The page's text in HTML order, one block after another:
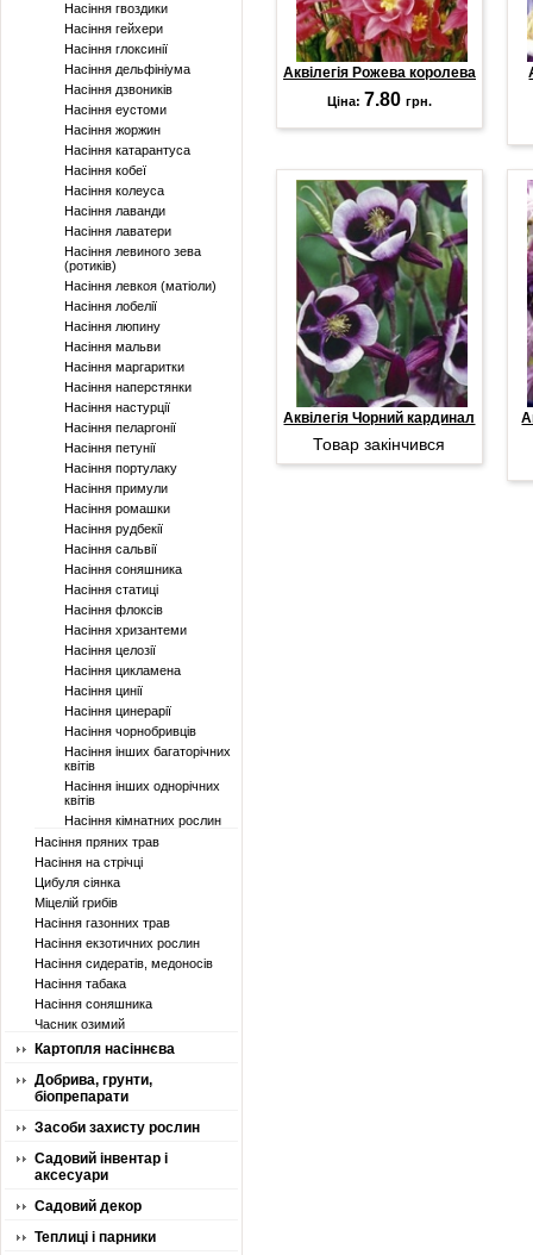
Насіння гвоздики
Насіння гейхери
Насіння глоксинії
Насіння дельфініума
Насіння дзвоників
Насіння еустоми
Насіння жоржин
Насіння катарантуса
Насіння кобеї
Насіння колеуса
Насіння лаванди
Насіння лаватери
Насіння левиного зева
(ротиків)
Насіння левкоя (матіоли)
Насіння лобелії
Насіння люпину
Насіння мальви
Насіння маргаритки
Насіння наперстянки
Насіння настурції
Насіння пеларгонії
Насіння петунії
Насіння портулаку
Насіння примули
Насіння ромашки
Насіння рудбекії
Насіння сальвії
Насіння соняшника
Насіння статиці
Насіння флоксів
Насіння хризантеми
Насіння целозії
Насіння цикламена
Насіння цинії
Насіння цинерарії
Насіння чорнобривців
Насіння інших багаторічних
квітів
Насіння інших однорічних
квітів
Насіння кімнатних рослин
Насіння пряних трав
Насіння на стрічці
Цибуля сіянка
Міцелій грибів
Насіння газонних трав
Насіння екзотичних рослин
Насіння сидератів, медоносів
Насіння табака
Насіння соняшника
Часник озимий
Картопля насіннєва
Добрива, грунти,
біопрепарати
Засоби захисту рослин
Садовий інвентар і
аксесуари
Садовий декор
Теплиці і парники
Аквілегія Рожева королева
Ціна: 7.80 грн.
Аквілегія Чорний кардинал
Товар закінчився